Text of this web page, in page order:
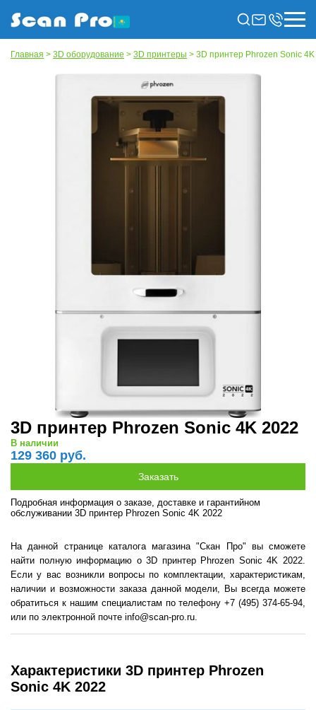
Главная > 3D оборудование > 3D принтеры > 3D принтер Phrozen Sonic
3D принтер Phrozen Sonic 4K 2022
В наличии
129 360 руб.
Подробная информация о заказе, доставке и гарантийном
обслуживании 3D принтер Phrozen Sonic 4K 2022
На данной странице каталога магазина "Скан Про" вы сможете
найти полную информацию о 3D принтер Phrozen Sonic 4K 2022.
Если у вас возникли вопросы по комплектации, характеристикам,
наличии и возможности заказа данной модели, Вы всегда можете
обратиться к нашим специалистам по телефону +7 (495) 374-65-94,
или по электронной почте info@scan-pro.ru.
Характеристики 3D принтер Phrozen
Sonic 4K 2022